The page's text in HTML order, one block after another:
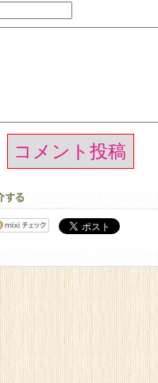
コメント投稿